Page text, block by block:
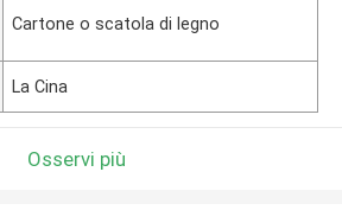
Cartone o scatola di legno
La Cina
Osservi più